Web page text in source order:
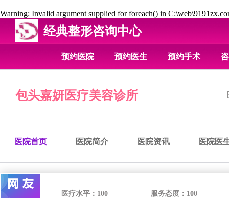
Warning: Invalid argument supplied for foreach() in
经典整形咨询中心
预约医院 预约医生 预约手术
包头嘉妍医疗美容诊所
医院首页 医院简介 医院资讯 医院医
医疗水平： 100 服务态度： 100